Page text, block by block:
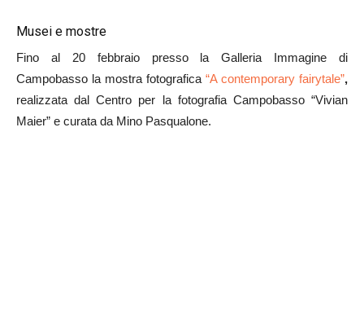
Musei e mostre
Fino al 20 febbraio presso la Galleria Immagine di
Campobasso la mostra fotografica “A contemporary fairytale”,
realizzata dal Centro per la fotografia Campobasso “Vivian
Maier” e curata da Mino Pasqualone.